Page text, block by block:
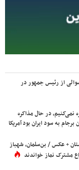
از رئیس جمهور در
نمی‌کنیم، در حال مذاکره
به سود ایران بود آمریکا
+ عکس / بن‌سلمان، شهباز
مشترک نماز خواندند